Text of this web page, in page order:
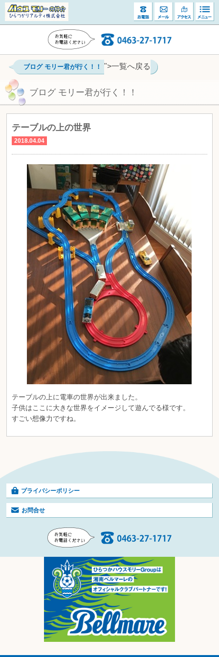
ブログ モリー君が行く！！ ">一覧へ戻る
ブログ モリー君が行く！！
テーブルの上の世界
2018.04.04
テーブルの上に電車の世界が出来ました。
子供はここに大きな世界をイメージして遊んでる様です。
すごい想像力ですね。
プライバシーポリシー
お問合せ